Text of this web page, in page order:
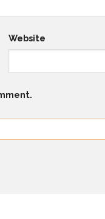
Website